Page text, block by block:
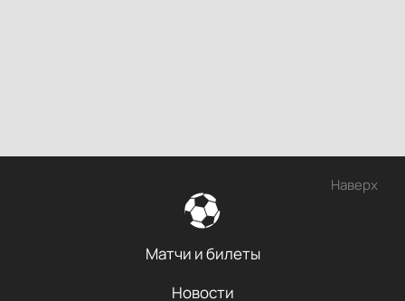
Наверх
Матчи и билеты
Новости